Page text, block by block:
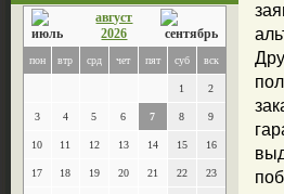
август
2026
пон втр срд чет пят суб вск
1 2
3 4 5 6 7 8 9
10 11 12 13 14 15 16
17 18 19 20 21 22 23